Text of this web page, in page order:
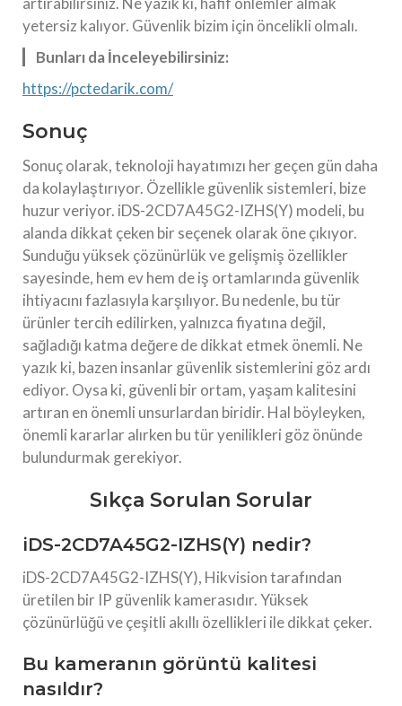
yetersiz kalıyor. Güvenlik bizim için öncelikli olmalı.
Bunları da İnceleyebilirsiniz:
https://pctedarik.com/
Sonuç
Sonuç olarak, teknoloji hayatımızı her geçen gün daha
da kolaylaştırıyor. Özellikle güvenlik sistemleri, bize
huzur veriyor. iDS-2CD7A45G2-IZHS(Y) modeli, bu
alanda dikkat çeken bir seçenek olarak öne çıkıyor.
Sunduğu yüksek çözünürlük ve gelişmiş özellikler
sayesinde, hem ev hem de iş ortamlarında güvenlik
ihtiyacını fazlasıyla karşılıyor. Bu nedenle, bu tür
ürünler tercih edilirken, yalnızca fiyatına değil,
sağladığı katma değere de dikkat etmek önemli. Ne
yazık ki, bazen insanlar güvenlik sistemlerini göz ardı
ediyor. Oysa ki, güvenli bir ortam, yaşam kalitesini
artıran en önemli unsurlardan biridir. Hal böyleyken,
önemli kararlar alırken bu tür yenilikleri göz önünde
bulundurmak gerekiyor.
Sıkça Sorulan Sorular
iDS-2CD7A45G2-IZHS(Y) nedir?
iDS-2CD7A45G2-IZHS(Y), Hikvision tarafından
üretilen bir IP güvenlik kamerasıdır. Yüksek
çözünürlüğü ve çeşitli akıllı özellikleri ile dikkat çeker.
Bu kameranın görüntü kalitesi
nasıldır?